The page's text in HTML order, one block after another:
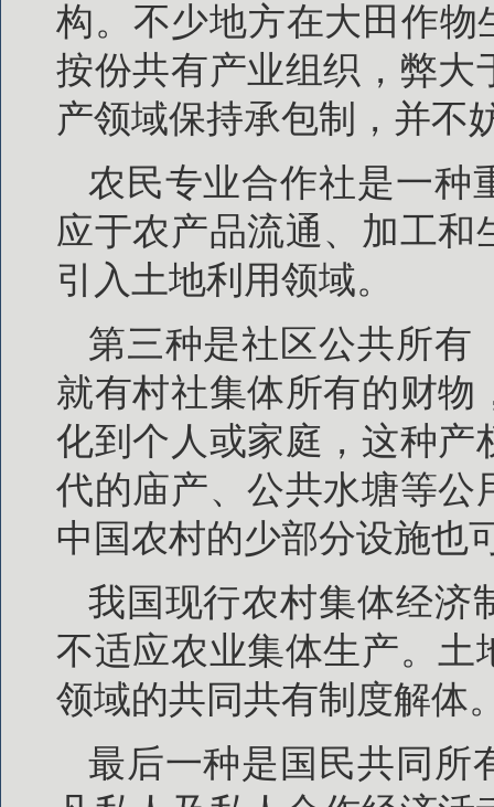
构。不少地方在大田作物
按份共有产业组织，弊大
产领域保持承包制，并不
农民专业合作社是一种
应于农产品流通、加工
引入土地利用领域。
第三种是社区公共所有
就有村社集体所有的财
化到个人或家庭，这种产
代的庙产、公共水塘等公
中国农村的少部分设施也
我国现行农村集体经济
不适应农业集体生产。土
领域的共同共有制度解体
最后一种是国民共同所